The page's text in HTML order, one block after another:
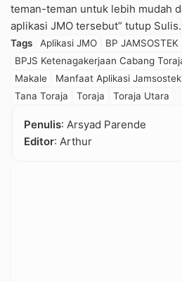
teman-teman untuk lebih mudah
aplikasi JMO tersebut” tutup
Tags Aplikasi JMO BP JAMSOSTEK
BPJS Ketenagakerjaan Cabang
Makale
Manfaat Aplikasi
Tana Toraja
Toraja Toraja Utara
Penulis: Arsyad Parende
Editor: Arthur